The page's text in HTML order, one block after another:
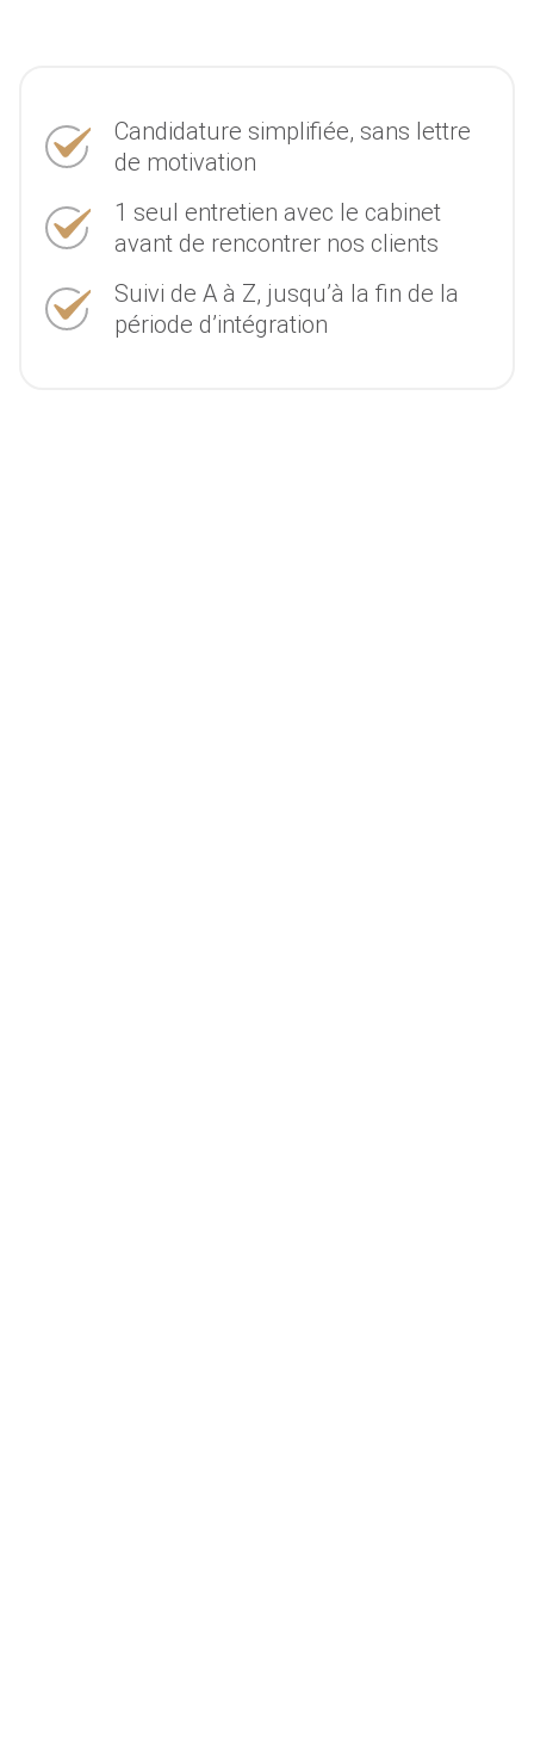
Candidature simplifiée, sans lettre
de motivation
1 seul entretien avec le cabinet
avant de rencontrer nos clients
Suivi de A à Z, jusqu’à la fin de la
période d’intégration